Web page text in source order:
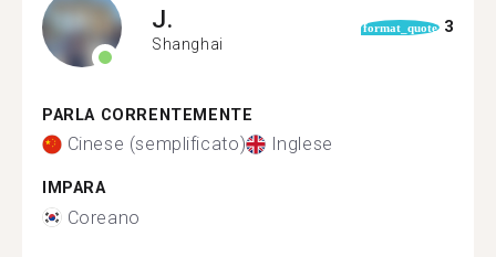
J.
Shanghai
format_quote 3
PARLA CORRENTEMENTE
Cinese (semplificato) Inglese
IMPARA
Coreano